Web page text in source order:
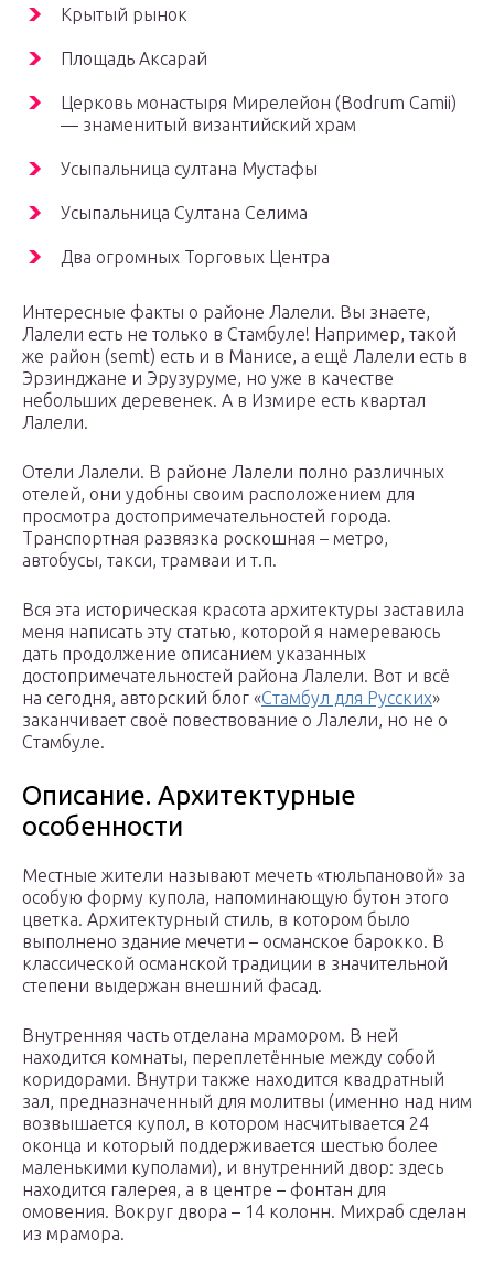
Крытый рынок
Площадь Аксарай
Церковь монастыря Мирелейон (Bodrum Camii)
— знаменитый византийский храм
Усыпальница султана Мустафы
Усыпальница Султана Селима
Два огромных Торговых Центра
Интересные факты о районе Лалели. Вы знаете,
Лалели есть не только в Стамбуле! Например, такой
же район (semt) есть и в Манисе, а ещё Лалели есть в
Эрзинджане и Эрузуруме, но уже в качестве
небольших деревенек. А в Измире есть квартал
Лалели.
Отели Лалели. В районе Лалели полно различных
отелей, они удобны своим расположением для
просмотра достопримечательностей города.
Транспортная развязка роскошная – метро,
автобусы, такси, трамваи и т.п.
Вся эта историческая красота архитектуры заставила
меня написать эту статью, которой я намереваюсь
дать продолжение описанием указанных
достопримечательностей района Лалели. Вот и всё
на сегодня, авторский блог «Стамбул для Русских»
заканчивает своё повествование о Лалели, но не о
Стамбуле.
Описание. Архитектурные
особенности
Местные жители называют мечеть «тюльпановой» за
особую форму купола, напоминающую бутон этого
цветка. Архитектурный стиль, в котором было
выполнено здание мечети – османское барокко. В
классической османской традиции в значительной
степени выдержан внешний фасад.
Внутренняя часть отделана мрамором. В ней
находится комнаты, переплетённые между собой
коридорами. Внутри также находится квадратный
зал, предназначенный для молитвы (именно над ним
возвышается купол, в котором насчитывается 24
оконца и который поддерживается шестью более
маленькими куполами), и внутренний двор: здесь
находится галерея, а в центре – фонтан для
омовения. Вокруг двора – 14 колонн. Михраб сделан
из мрамора.